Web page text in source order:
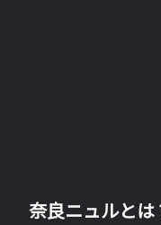
奈良ニュルとは